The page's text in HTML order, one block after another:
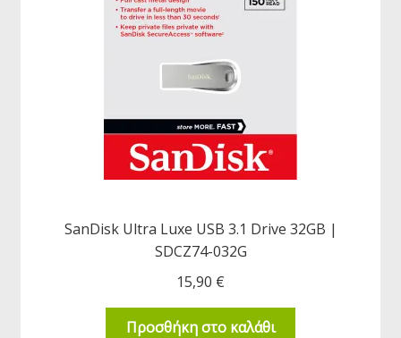
SanDisk Ultra Luxe USB 3.1 Drive 32GB |
SDCZ74-032G
15,90 €
Προσθήκη στο καλάθι